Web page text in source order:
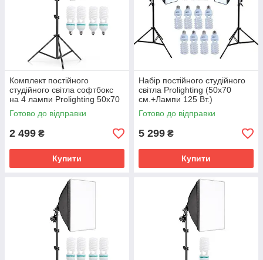
Комплект постійного
студійного світла софтбокс
на 4 лампи Prolighting 50x70
+ Стійка + Лампи 45 Вт.
Готово до відправки
2 499 ₴
Купити
Набір постійного студійного
світла Prolighting (50x70
см.+Лампи 125 Вт.)
Готово до відправки
5 299 ₴
Купити